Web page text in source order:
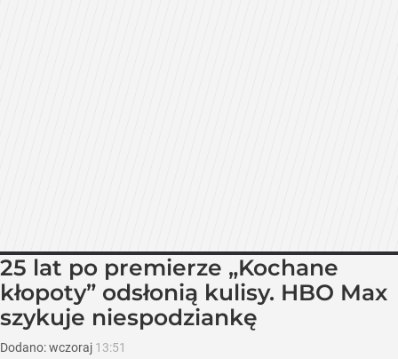
25 lat po premierze „Kochane
kłopoty” odsłonią kulisy. HBO Max
szykuje niespodziankę
Dodano:wczoraj 13:51